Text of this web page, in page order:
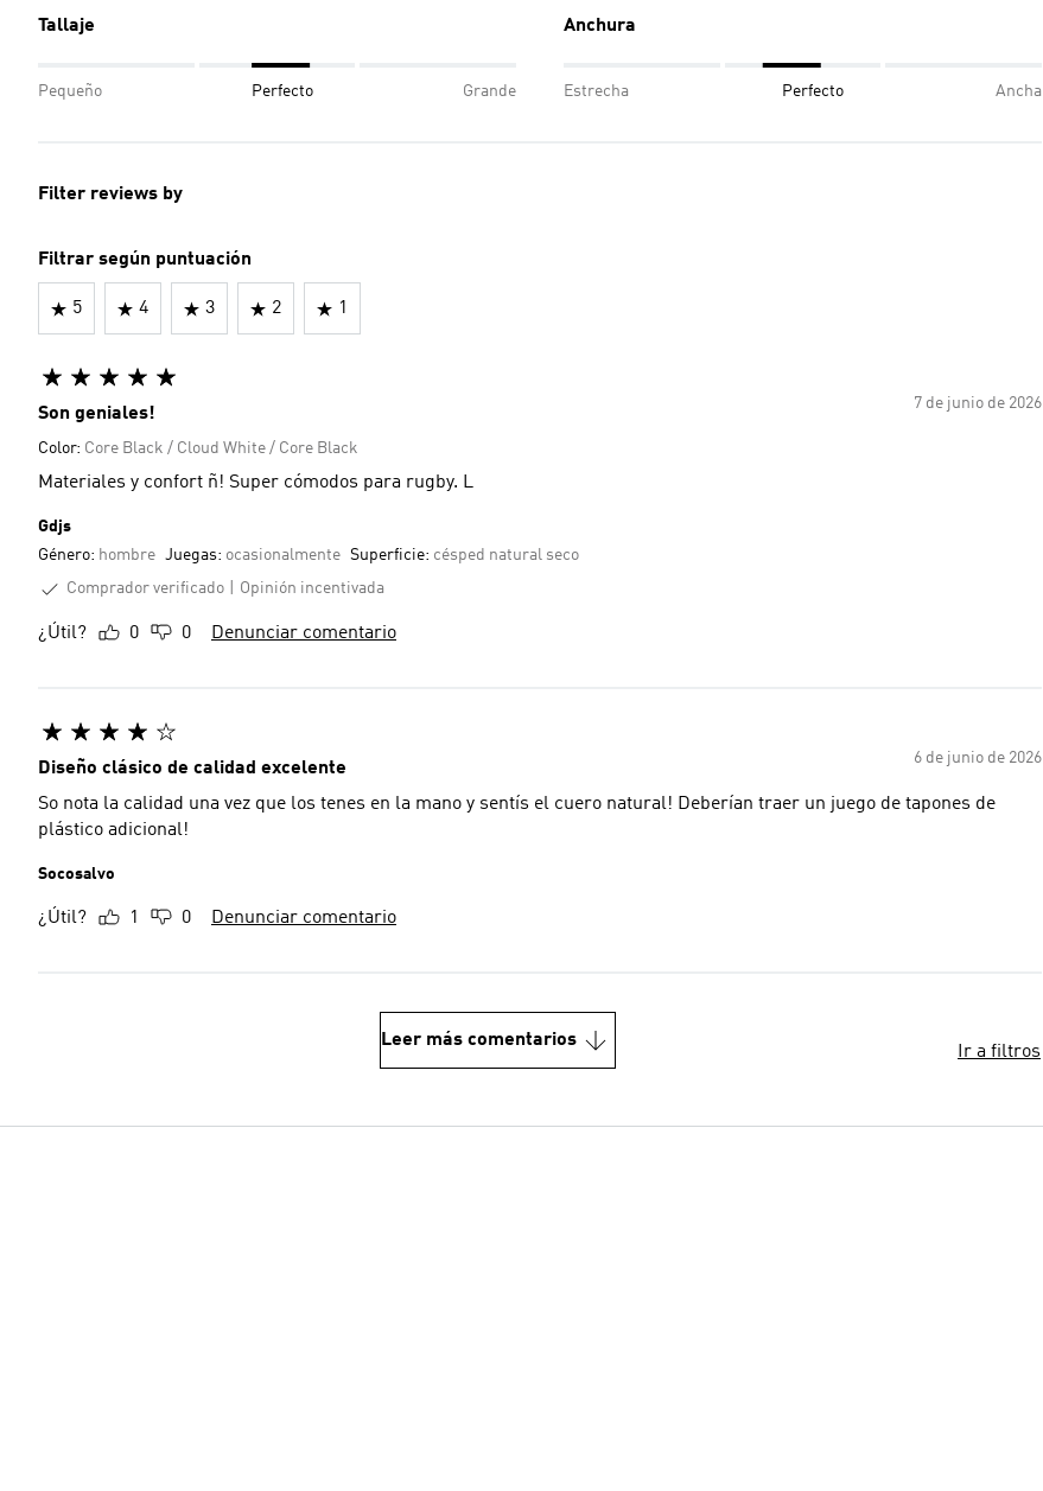
Tallaje
Pequeño Perfecto Grande
Anchura
Estrecha Perfecto Ancha
Filter reviews by
Filtrar según puntuación
5 4 3 2 1
7 de junio de 2026
Son geniales!
Color: Core Black / Cloud White / Core Black
Materiales y confort ñ! Super cómodos para rugby. L
Gdjs
Género: hombre Juegas: ocasionalmente Superficie: césped natural seco
Comprador verificado
Opinión incentivada
¿Útil? 0 0 Denunciar comentario
6 de junio de 2026
Diseño clásico de calidad excelente
So nota la calidad una vez que los tenes en la mano y sentís el cuero natural! Deberían traer un juego de tapones de
plástico adicional!
Socosalvo
¿Útil? 1 0 Denunciar comentario
Leer más comentarios
Ir a filtros